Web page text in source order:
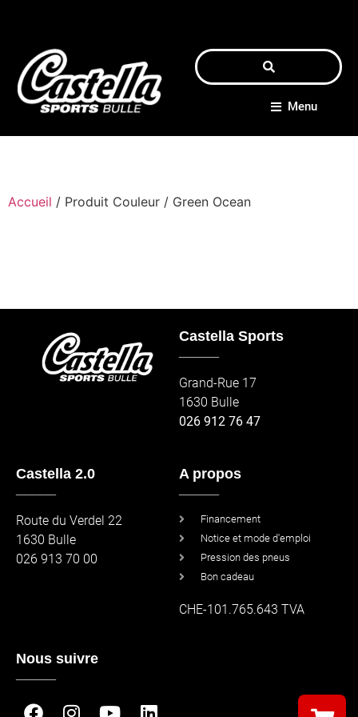
Menu
Accueil / Produit Couleur / Green Ocean
Castella Sports
Grand-Rue 17
1630 Bulle
026 912 76 47
Castella 2.0
Route du Verdel 22
1630 Bulle
026 913 70 00
A propos
Financement
Notice et mode d'emploi
Pression des pneus
Bon cadeau
CHE-101.765.643 TVA
Nous suivre